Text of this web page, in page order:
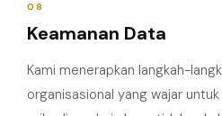
08
Keamanan Data
Kami menerapkan langkah-
organisasional yang wajar